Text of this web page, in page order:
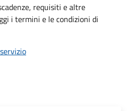
requisiti e altre
i termini e le condizioni di